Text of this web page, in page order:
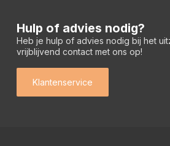
Hulp of advies nodig?
Heb je hulp of advies nodig bij het
vrijblijvend contact met ons op!
Klantenservice